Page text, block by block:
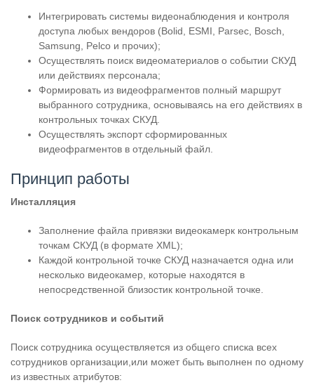
Интегрировать системы видеонаблюдения и контроля
доступа любых вендоров (Bolid, ESMI, Parsec, Bosch,
Samsung, Pelco и прочих);
Осуществлять поиск видеоматериалов о событии СКУД
или действиях персонала;
Формировать из видеофрагментов полный маршрут
выбранного сотрудника, основываясь на его действиях в
контрольных точках СКУД.
Осуществлять экспорт сформированных
видеофрагментов в отдельный файл.
Принцип работы
Инсталляция
Заполнение файла привязки видеокамерк контрольным
точкам СКУД (в формате XML);
Каждой контрольной точке СКУД назначается одна или
несколько видеокамер, которые находятся в
непосредственной близостик контрольной точке.
Поиск сотрудников и событий
Поиск сотрудника осуществляется из общего списка всех
сотрудников организации,или может быть выполнен по одному
из известных атрибутов: